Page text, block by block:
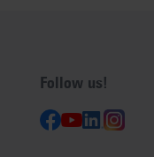
Follow us!